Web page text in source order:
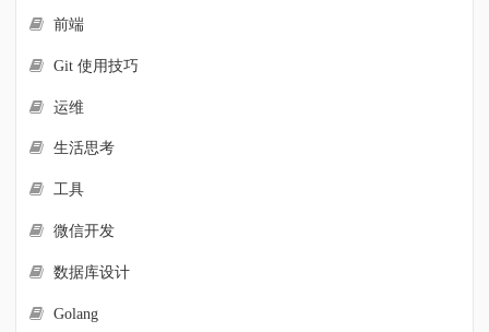
前端
Git 使用技巧
运维
生活思考
工具
微信开发
数据库设计
Golang